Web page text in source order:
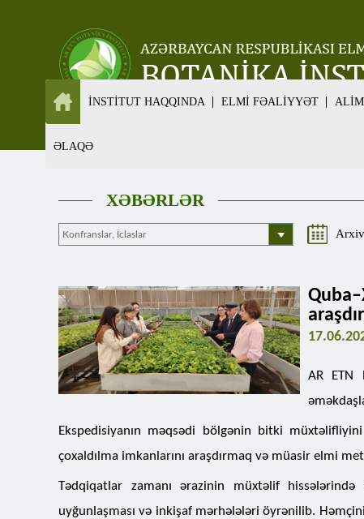
İNSTİTUT HAQQINDA ELMİ FƏALİYYƏT
ƏLAQƏ
XƏBƏRLƏR
Arxiv
AR ETN
Ekspedisiyanın məqsədi bölgənin bitki
çoxaldılma imkanlarını araşdırmaq və müasir elmi
Tədqiqatlar zamanı ərazinin müxtəlif
uyğunlaşması və inkişaf mərhələləri öyrənilib.